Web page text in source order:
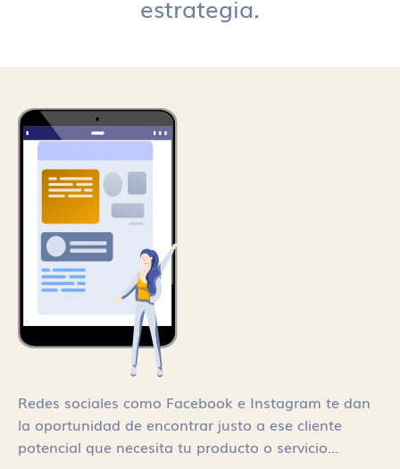
estrategia.
Redes sociales como Facebook e Instagram te dan
la oportunidad de encontrar justo a ese cliente
potencial que necesita tu producto o servicio…